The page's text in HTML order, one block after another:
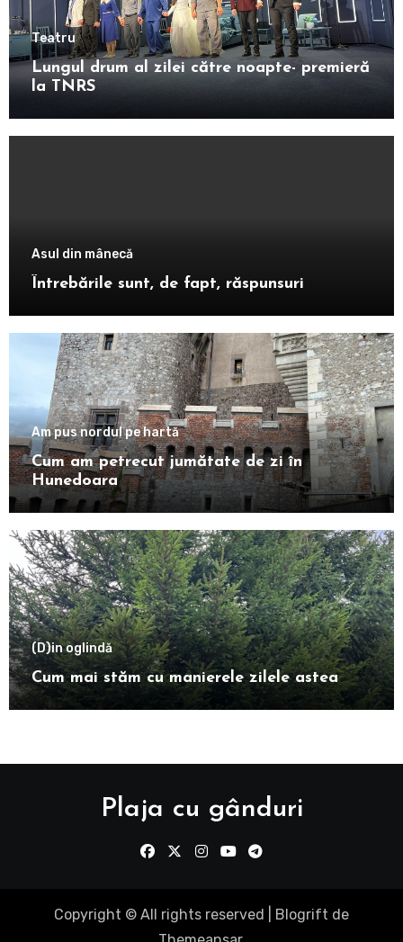
Teatru
Lungul drum al zilei către noapte- premieră
la TNRS
Asul din mânecă
Întrebările sunt, de fapt, răspunsuri
Am pus nordul pe hartă
Cum am petrecut jumătate de zi în
Hunedoara
(D)in oglindă
Cum mai stăm cu manierele zilele astea
Plaja cu gânduri
Copyright © All rights reserved Blogrift de